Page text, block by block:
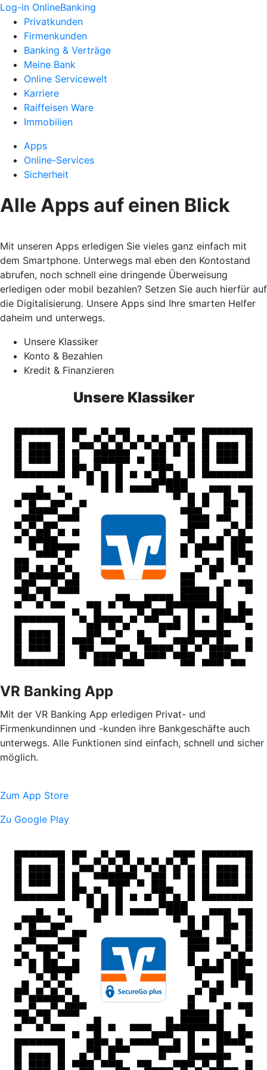
Log-in OnlineBanking
Privatkunden
Firmenkunden
Banking & Verträge
Meine Bank
Online Servicewelt
Karriere
Raiffeisen Ware
Immobilien
Apps
Online-Services
Sicherheit
Alle Apps auf einen Blick
Mit unseren Apps erledigen Sie vieles ganz einfach mit
dem Smartphone. Unterwegs mal eben den Kontostand
abrufen, noch schnell eine dringende Überweisung
erledigen oder mobil bezahlen? Setzen Sie auch hierfür auf
die Digitalisierung. Unsere Apps sind Ihre smarten Helfer
daheim und unterwegs.
Unsere Klassiker
Konto & Bezahlen
Kredit & Finanzieren
Unsere Klassiker
VR Banking App
Mit der VR Banking App erledigen Privat- und
Firmenkundinnen und -kunden ihre Bankgeschäfte auch
unterwegs. Alle Funktionen sind einfach, schnell und sicher
möglich.
Zum App Store
Zu Google Play